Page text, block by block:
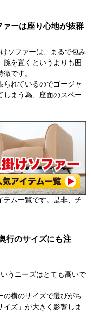
ーは座り心地が抜群
ソファーは、まるで包み
を置くというよりも囲
です。
られているのでゴージャ
しまう為、座面のスペー
テム一覧です。是非、チ
行のサイズにも注
うニーズはとても高いで
の横のサイズで選びがち
ズ」が大きく影響しま